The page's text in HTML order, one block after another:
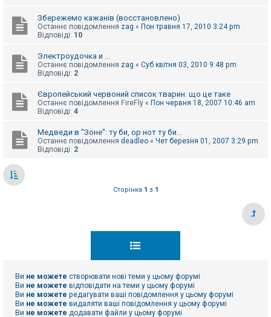
Збережемо кажанів (восстановлено)
Останнє повідомлення zag « Пон травня 17, 2010 3:24 pm
Відповіді: 10
Электроудочка и ...
Останнє повідомлення zag « Суб квітня 03, 2010 9:48 pm
Відповіді: 2
Європейський червоний список тварин: що це таке
Останнє повідомлення FireFly « Пон червня 18, 2007 10:46 am
Відповіді: 4
Медведи в "Зоне": ту би, ор нот ту би...
Останнє повідомлення deadleo « Чет березня 01, 2007 3:29 pm
Відповіді: 2
Сторінка 1 з 1
Ви не можете створювати нові теми у цьому форумі
Ви не можете відповідати на теми у цьому форумі
Ви не можете редагувати ваші повідомлення у цьому форумі
Ви не можете видаляти ваші повідомлення у цьому форумі
Ви не можете додавати файли у цьому форумі